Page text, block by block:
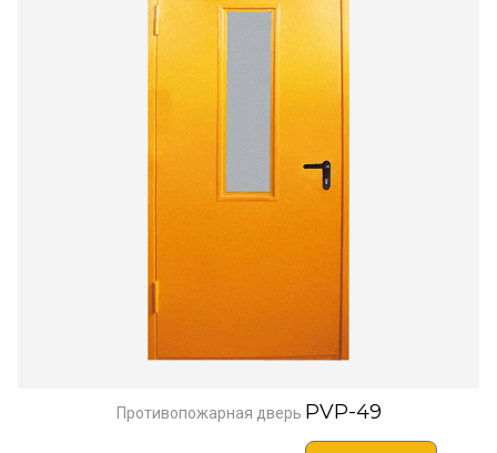
Противопожарная дверь PVP-49